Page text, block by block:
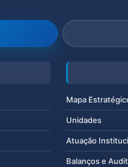
Mapa
Unidades
Atuação
Balanços e